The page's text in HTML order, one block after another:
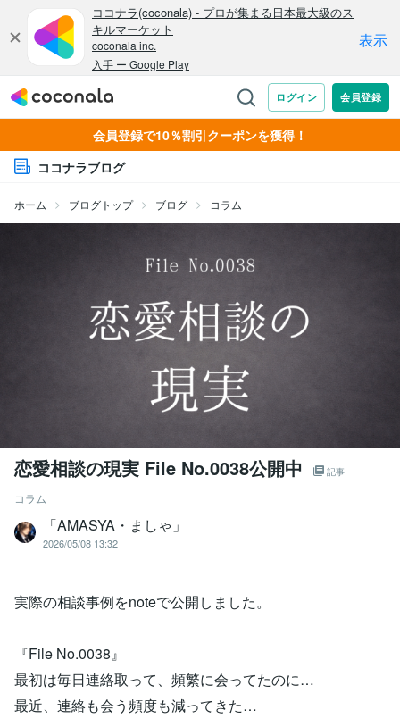
会員登録で10％割引クーポンを獲得！
ココナラブログ
ホーム ブログトップ ブログ コラム
恋愛相談の現実 File No.0038公開中 記事
コラム
「AMASYA・ましゃ」
2026/05/08 13:32
実際の相談事例をnoteで公開しました。
『File No.0038』
最初は毎日連絡取って、頻繁に会ってたのに…
最近、連絡も会う頻度も減ってきた…